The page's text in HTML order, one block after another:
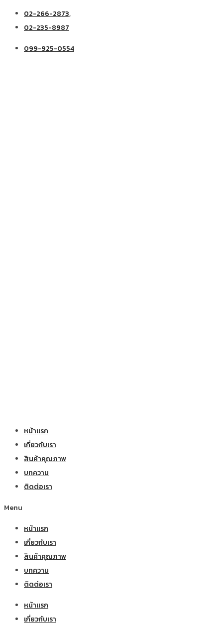
02-266-2873,
02-235-8987
099-925-0554
หน้าแรก
เกี่ยวกับเรา
สินค้าคุณภาพ
บทความ
ติดต่อเรา
Menu
หน้าแรก
เกี่ยวกับเรา
สินค้าคุณภาพ
บทความ
ติดต่อเรา
หน้าแรก
เกี่ยวกับเรา